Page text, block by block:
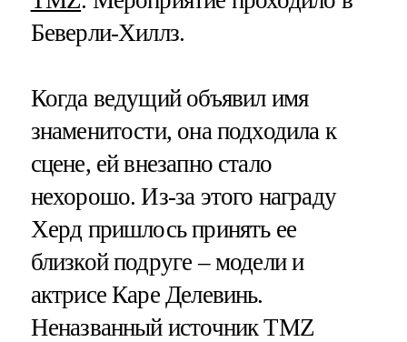
Беверли-Хиллз.
Когда ведущий объявил имя
знаменитости, она подходила к
сцене, ей внезапно стало
нехорошо. Из-за этого награду
Херд пришлось принять ее
близкой подруге – модели и
актрисе Каре Делевинь.
Неназванный источник TMZ